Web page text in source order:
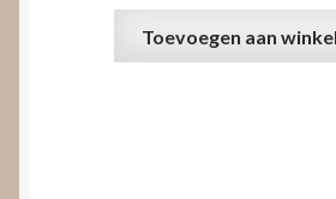
Toevoegen aan